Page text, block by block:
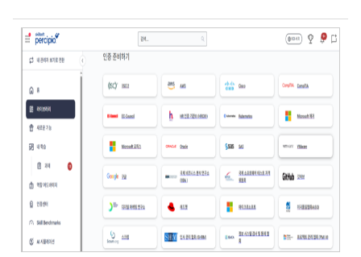
선순환을 구축했다. 인력 확보가 어려운 보안 시장에서 교육으로
성과를 견인하는 방식을 제시한다. 보안 전문 인재 양성이 어려운 국내
교육 현장과 기업 인사 전략에서 실질적 대안으로 부상하는 이유다.
AI·클라우드 전환 속도가 빨라질수록 보안은 전사적 과제가 될
전망이다. 스킬소프트의 교육 콘텐츠 및 기업용 학습 솔루션은 간단한
신청으로 상담·체험이 가능하다. 이지희 기자
easy@etnews.com출처 : 에듀플러스
(https://www.eduplusnews.com/news/articleView.html?
idxno=17044)
강화 및 교육 효과성 분석을 목표로 추진됐다.퍼시피오 플랫폼에는
의료 AI 기초부터 응용까지 단계적으로 구성된 6단계 의료 AI 역량
코스가 탑재된다. 학생들은 비교과 프로그램 형태로 학습하며, 의료
현장에서 필요한 데이터 분석·AI 기반 임상 의사결정 역량을
체계적으로 습득한다.양 기관은 이번 협력이 의대에서도 AI 학습
솔루션 도입이 본격화됐다는 점에서 의미가 크다고 봤다. AI 시대를
선도할 의료 인재 양성의 교두보가 마련됐다는 평가다.부산대 의대는
이번 프로그램을 단순한 학습 지원을 넘어, AI 디지털 교육 효과와
개선 방향을 연구하기 위한 실증 프로젝트로 발전시킬 계획이다. 향후
참여 학생의 학습 변화와 인식 개선을 분석해 의료 교육 분야 AI 학습
효과성 연구 결과도 발표할 예정이다.부산대 의대 관계자는 “AI 도입이
의료의 새로운 패러다임을 만들고 있다”며 “의대 교육에서도 데이터와
알고리즘을 이해하는 능력이 필수로 자리 잡을 것”이라고 설명했다.
코리아파트너스 관계자는 “부산대 의대 사례는 고등교육의 AI
리터러시 확산을 보여주는 의미 있는 사례”라면서 “의학 교육을
포함한 전 학문 영역에서 글로벌 수준의 AI 파운데이션 교육이 빠르게
확산될 것”이라고 말했다.이지희 기자 easy@etnews.com